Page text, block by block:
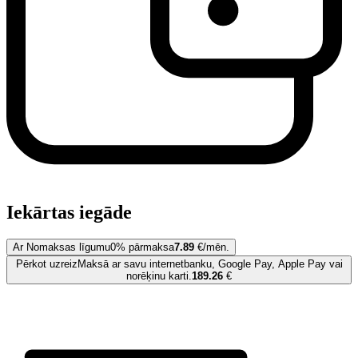
Iekārtas iegāde
Ar Nomaksas līgumu0% pārmaksa7.89 €/mēn.
Pērkot uzreiz Maksā ar savu internetbanku, Google Pay, Apple Pay vai
norēķinu karti.189.26 €